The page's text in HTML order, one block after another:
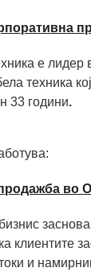
е лидер
техника
33 години.
во
клиентите
и